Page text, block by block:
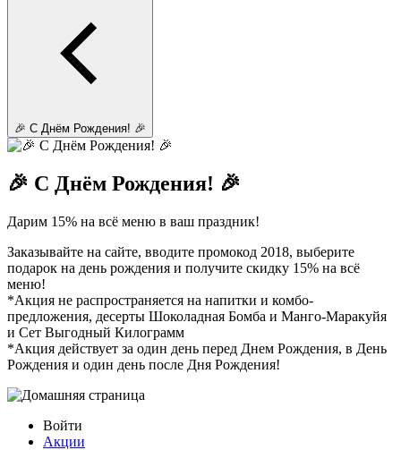
🎉 С Днём Рождения! 🎉
🎉 С Днём Рождения! 🎉
Дарим 15% на всё меню в ваш праздник!
Заказывайте на сайте, вводите промокод 2018, выберите
подарок на день рождения и получите скидку 15% на всё
меню!
*Акция не распространяется на напитки и комбо-
предложения, десерты Шоколадная Бомба и Манго-Маракуйя
и Сет Выгодный Килограмм
*Акция действует за один день перед Днем Рождения, в День
Рождения и один день после Дня Рождения!
Войти
Акции